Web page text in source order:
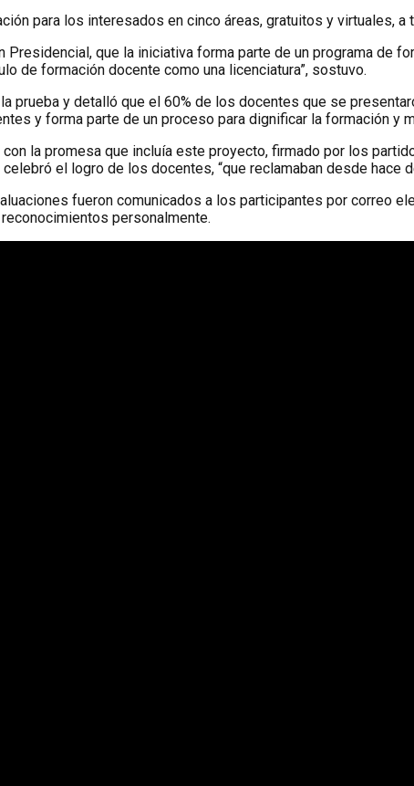
para los interesados en cinco áreas, gratuitos y virtuales, a
Presidencial, que la iniciativa forma parte de un programa de
de formación docente como una licenciatura”, sostuvo.
prueba y detalló que el 60% de los docentes que se
y forma parte de un proceso para dignificar la formación y
la promesa que incluía este proyecto, firmado por los
el logro de los docentes, “que reclamaban desde hace
fueron comunicados a los participantes por correo
personalmente.